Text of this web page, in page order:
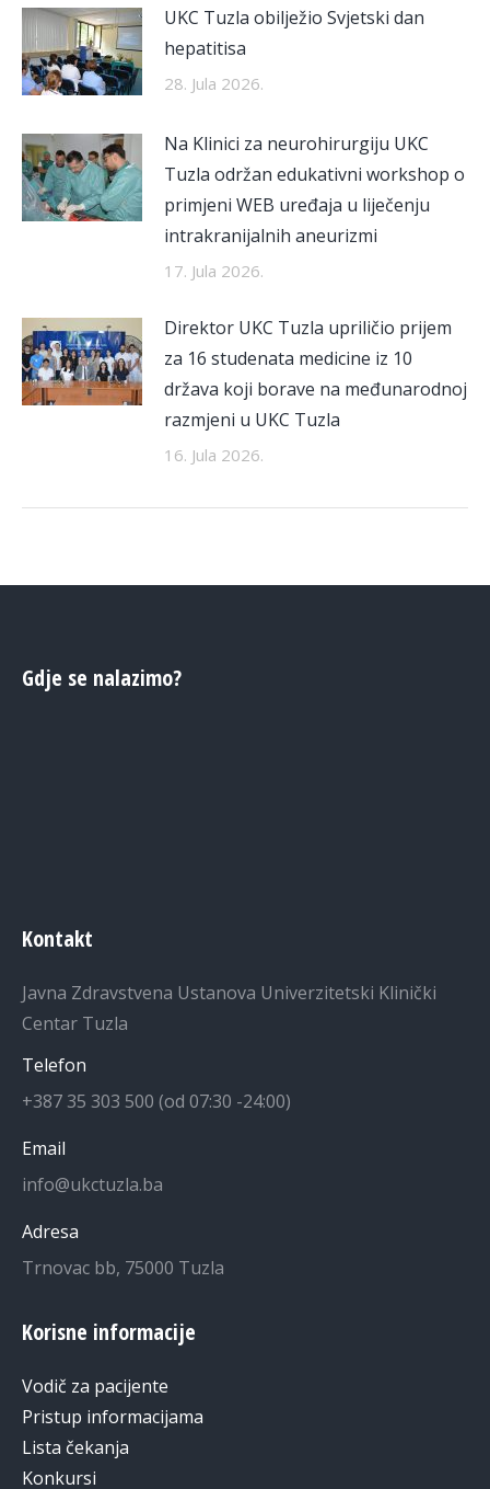
UKC Tuzla obilježio Svjetski dan
hepatitisa
28. Jula 2026.
Na Klinici za neurohirurgiju UKC
Tuzla održan edukativni workshop o
primjeni WEB uređaja u liječenju
intrakranijalnih aneurizmi
17. Jula 2026.
Direktor UKC Tuzla upriličio prijem
za 16 studenata medicine iz 10
država koji borave na međunarodnoj
razmjeni u UKC Tuzla
16. Jula 2026.
Gdje se nalazimo?
Kontakt
Javna Zdravstvena Ustanova Univerzitetski Klinički
Centar Tuzla
Telefon
+387 35 303 500 (od 07:30 -24:00)
Email
info@ukctuzla.ba
Adresa
Trnovac bb, 75000 Tuzla
Korisne informacije
Vodič za pacijente
Pristup informacijama
Lista čekanja
Konkursi